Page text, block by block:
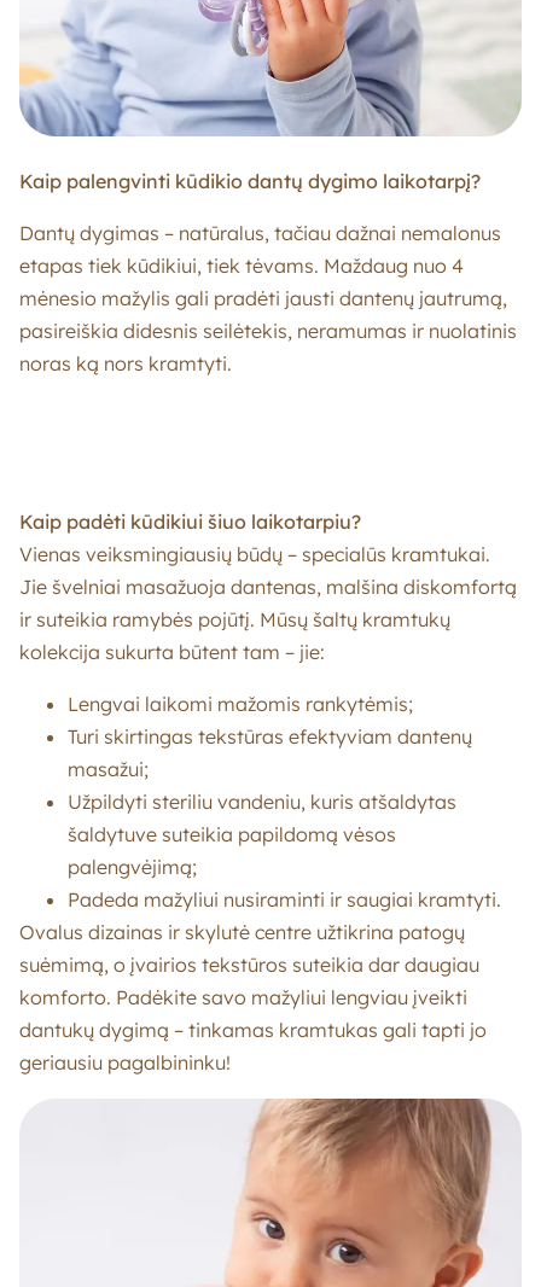
Kaip palengvinti kūdikio dantų dygimo laikotarpį?
Dantų dygimas – natūralus, tačiau dažnai nemalonus
etapas tiek kūdikiui, tiek tėvams. Maždaug nuo 4
mėnesio mažylis gali pradėti jausti dantenų jautrumą,
pasireiškia didesnis seilėtekis, neramumas ir nuolatinis
noras ką nors kramtyti.
Kaip padėti kūdikiui šiuo laikotarpiu?
Vienas veiksmingiausių būdų – specialūs kramtukai.
Jie švelniai masažuoja dantenas, malšina diskomfortą
ir suteikia ramybės pojūtį. Mūsų šaltų kramtukų
kolekcija sukurta būtent tam – jie:
Lengvai laikomi mažomis rankytėmis;
Turi skirtingas tekstūras efektyviam dantenų
masažui;
Užpildyti steriliu vandeniu, kuris atšaldytas
šaldytuve suteikia papildomą vėsos
palengvėjimą;
Padeda mažyliui nusiraminti ir saugiai kramtyti.
Ovalus dizainas ir skylutė centre užtikrina patogų
suėmimą, o įvairios tekstūros suteikia dar daugiau
komforto. Padėkite savo mažyliui lengviau įveikti
dantukų dygimą – tinkamas kramtukas gali tapti jo
geriausiu pagalbininku!